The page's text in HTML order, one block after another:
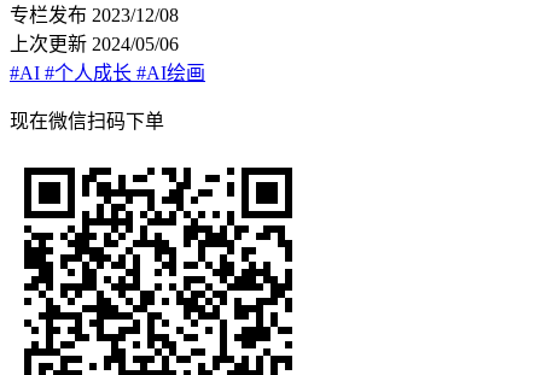
专栏发布 2023/12/08
上次更新 2024/05/06
#AI #个人成长 #AI绘画
现在微信扫码下单